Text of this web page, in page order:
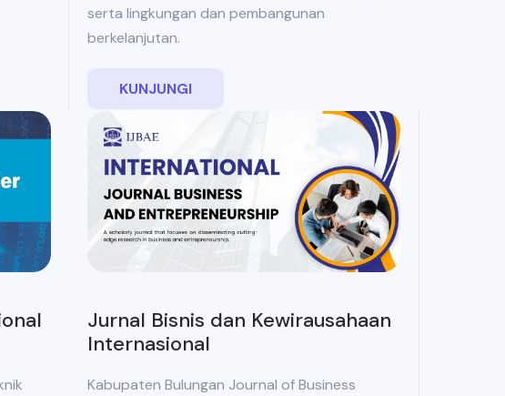
serta lingkungan dan pembangunan
berkelanjutan.
KUNJUNGI
Jurnal Bisnis dan Kewirausahaan
Internasional
Kabupaten Bulungan Journal of Business